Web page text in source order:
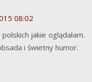
08:02
jakie oglądałam.
i świetny humor.